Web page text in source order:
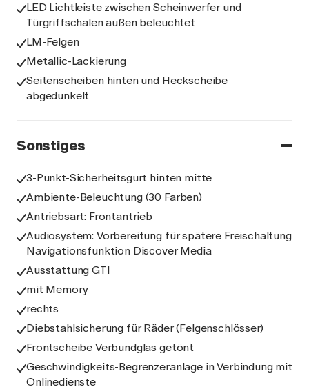
LED Lichtleiste zwischen Scheinwerfer und
Türgriffschalen außen beleuchtet
LM-Felgen
Metallic-Lackierung
Seitenscheiben hinten und Heckscheibe
abgedunkelt
Sonstiges
3-Punkt-Sicherheitsgurt hinten mitte
Ambiente-Beleuchtung (30 Farben)
Antriebsart: Frontantrieb
Audiosystem: Vorbereitung für spätere Freischaltung
Navigationsfunktion Discover Media
Ausstattung GTI
mit Memory
rechts
Diebstahlsicherung für Räder (Felgenschlösser)
Frontscheibe Verbundglas getönt
Geschwindigkeits-Begrenzeranlage in Verbindung mit
Onlinedienste